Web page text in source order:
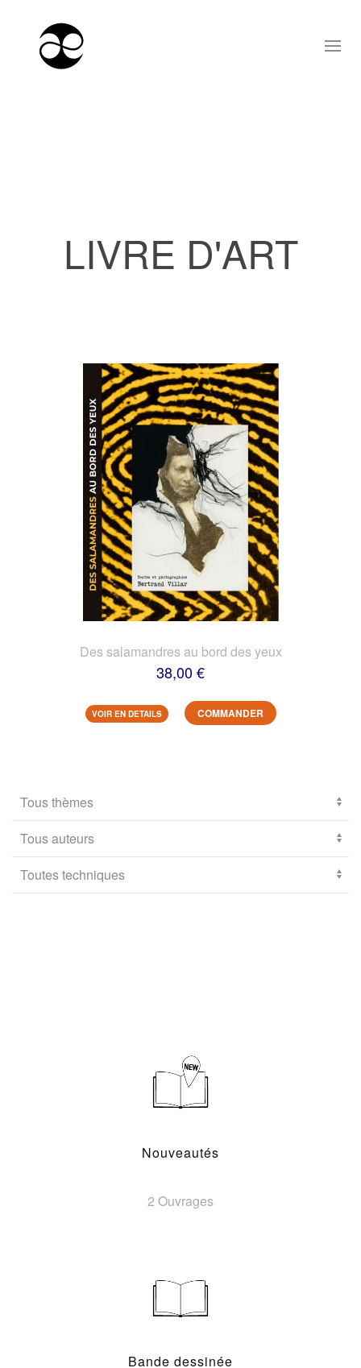
LIVRE D'ART
Des salamandres au bord des yeux
38,00 €
VOIR EN DETAILS COMMANDER
Nouveautés
2 Ouvrages
Bande dessinée